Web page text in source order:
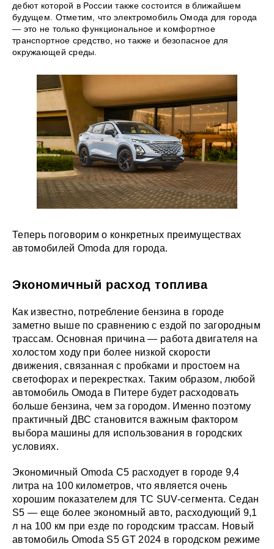
дебют которой в России также состоится в ближайшем
будущем. Отметим, что электромобиль Омода для города
— это не только функциональное и комфортное
транспортное средство, но также и безопасное для
окружающей среды.
Теперь поговорим о конкретных преимуществах
автомобилей Omoda для города.
Экономичный расход топлива
Как известно, потребление бензина в городе
заметно выше по сравнению с ездой по загородным
трассам. Основная причина — работа двигателя на
холостом ходу при более низкой скорости
движения, связанная с пробками и простоем на
светофорах и перекрестках. Таким образом, любой
автомобиль Омода в Питере будет расходовать
больше бензина, чем за городом. Именно поэтому
практичный ДВС становится важным фактором
выбора машины для использования в городских
условиях.
Экономичный Omoda C5 расходует в городе 9,4
литра на 100 километров, что является очень
хорошим показателем для ТС SUV-сегмента. Седан
S5 — еще более экономный авто, расходующий 9,1
л на 100 км при езде по городским трассам. Новый
автомобиль Omoda S5 GT 2024 в городском режиме